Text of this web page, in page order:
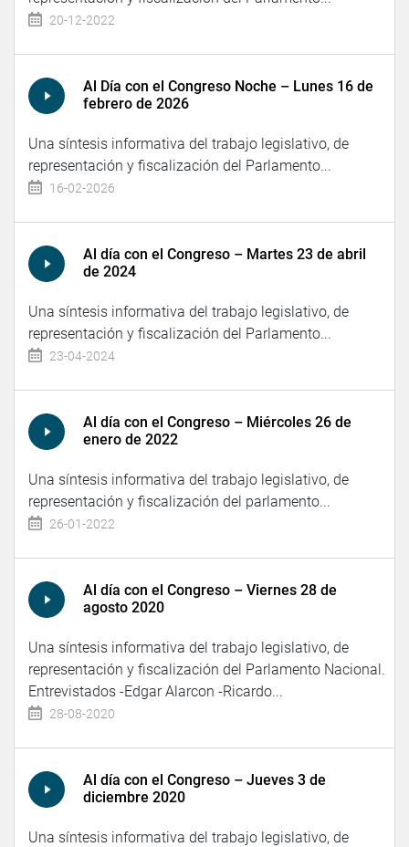
20-12-2022
Al Día con el Congreso Noche – Lunes 16 de
febrero de 2026
Una síntesis informativa del trabajo legislativo, de
representación y fiscalización del Parlamento...
16-02-2026
Al día con el Congreso – Martes 23 de abril
de 2024
Una síntesis informativa del trabajo legislativo, de
representación y fiscalización del Parlamento...
23-04-2024
Al día con el Congreso – Miércoles 26 de
enero de 2022
Una síntesis informativa del trabajo legislativo, de
representación y fiscalización del parlamento...
26-01-2022
Al día con el Congreso – Viernes 28 de
agosto 2020
Una síntesis informativa del trabajo legislativo, de
representación y fiscalización del Parlamento Nacional.
Entrevistados -Edgar Alarcon -Ricardo...
28-08-2020
Al día con el Congreso – Jueves 3 de
diciembre 2020
Una síntesis informativa del trabajo legislativo, de